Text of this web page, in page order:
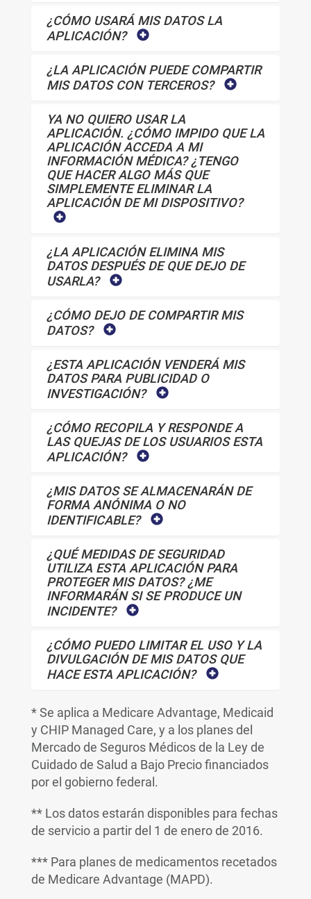
¿CÓMO USARÁ MIS DATOS LA
APLICACIÓN?
¿LA APLICACIÓN PUEDE COMPARTIR
MIS DATOS CON TERCEROS?
YA NO QUIERO USAR LA
APLICACIÓN. ¿CÓMO IMPIDO QUE LA
APLICACIÓN ACCEDA A MI
INFORMACIÓN MÉDICA? ¿TENGO
QUE HACER ALGO MÁS QUE
SIMPLEMENTE ELIMINAR LA
APLICACIÓN DE MI DISPOSITIVO?
¿LA APLICACIÓN ELIMINA MIS
DATOS DESPUÉS DE QUE DEJO DE
USARLA?
¿CÓMO DEJO DE COMPARTIR MIS
DATOS?
¿ESTA APLICACIÓN VENDERÁ MIS
DATOS PARA PUBLICIDAD O
INVESTIGACIÓN?
¿CÓMO RECOPILA Y RESPONDE A
LAS QUEJAS DE LOS USUARIOS ESTA
APLICACIÓN?
¿MIS DATOS SE ALMACENARÁN DE
FORMA ANÓNIMA O NO
IDENTIFICABLE?
¿QUÉ MEDIDAS DE SEGURIDAD
UTILIZA ESTA APLICACIÓN PARA
PROTEGER MIS DATOS? ¿ME
INFORMARÁN SI SE PRODUCE UN
INCIDENTE?
¿CÓMO PUEDO LIMITAR EL USO Y LA
DIVULGACIÓN DE MIS DATOS QUE
HACE ESTA APLICACIÓN?
* Se aplica a Medicare Advantage, Medicaid
y CHIP Managed Care, y a los planes del
Mercado de Seguros Médicos de la Ley de
Cuidado de Salud a Bajo Precio financiados
por el gobierno federal.
** Los datos estarán disponibles para fechas
de servicio a partir del 1 de enero de 2016.
*** Para planes de medicamentos recetados
de Medicare Advantage (MAPD).